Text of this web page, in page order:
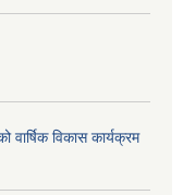
वार्षिक विकास कार्यक्रम